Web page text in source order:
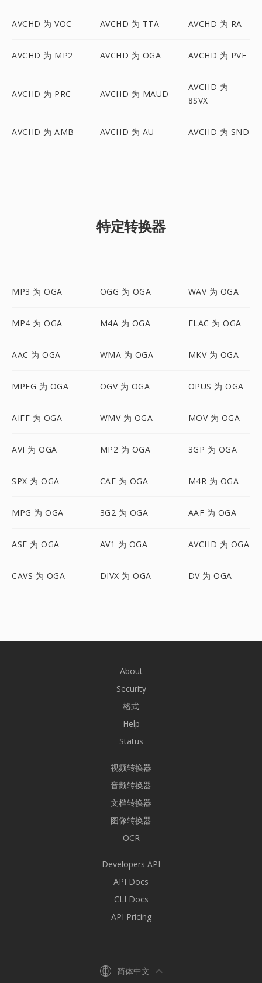
AVCHD 为 VOC AVCHD 为 TTA AVCHD 为 RA
AVCHD 为 MP2 AVCHD 为 OGA AVCHD 为 PVF
AVCHD 为 PRC AVCHD 为 MAUD
AVCHD 为
8SVX
AVCHD 为 AMB AVCHD 为 AU AVCHD 为 SND
特定转换器
MP3 为 OGA OGG 为 OGA WAV 为 OGA
MP4 为 OGA M4A 为 OGA FLAC 为 OGA
AAC 为 OGA WMA 为 OGA MKV 为 OGA
MPEG 为 OGA OGV 为 OGA OPUS 为 OGA
AIFF 为 OGA WMV 为 OGA MOV 为 OGA
AVI 为 OGA MP2 为 OGA 3GP 为 OGA
SPX 为 OGA CAF 为 OGA M4R 为 OGA
MPG 为 OGA 3G2 为 OGA AAF 为 OGA
ASF 为 OGA AV1 为 OGA AVCHD 为 OGA
CAVS 为 OGA DIVX 为 OGA DV 为 OGA
About
Security
格式
Help
Status
视频转换器
音频转换器
文档转换器
图像转换器
OCR
Developers API
API Docs
CLI Docs
API Pricing
简体中文